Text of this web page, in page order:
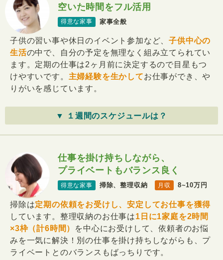
空いた時間をフル活用
得意な家事 家事全般
子供の習い事や休日のイベント参加など、子供中心の
生活の中で、自分の予定を無理なく組み立てられてい
ます。定期の仕事は2ヶ月前に決定するので目星もつ
けやすいです。 主婦経験を生かしてお仕事ができ、や
りがいを感じています。
▼ １週間のスケジュールは？
仕事を掛け持ちしながら、
プライベートもバランス良く
得意な家事 掃除、整理収納 月収 8~10万円
掃除は定期の依頼をお受けし、安定してお仕事を獲得
しています。整理収納のお仕事は1日に1家庭を2時間
×3枠（計6時間）
を中心にお受けして、依頼者のお悩
みを一気に解決！別の仕事を掛け持ちしながらも、プ
ライベートとのバランスもばっちりです。